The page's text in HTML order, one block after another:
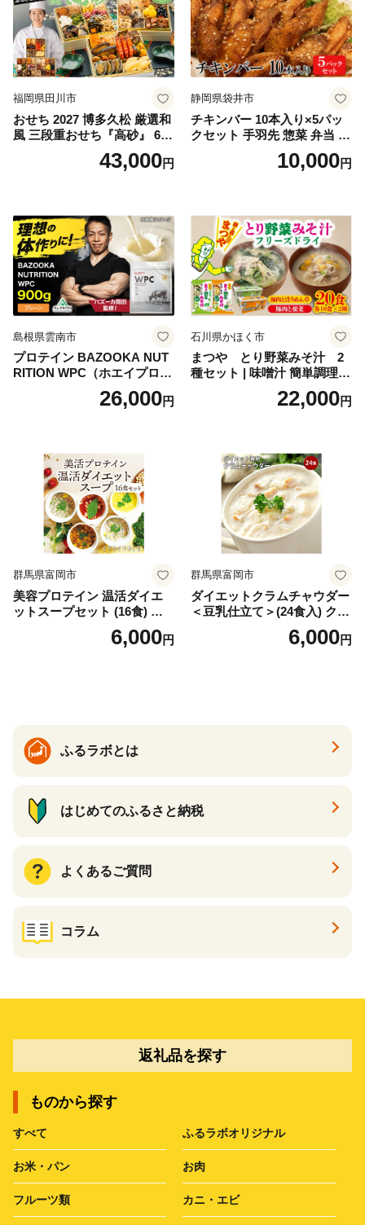
福岡県田川市
おせち 2027 博多久松 厳選和
風 三段重おせち『高砂』 6.5
寸 3段重 2～3人前 おせち料
理 重箱 お正月 冷凍おせち 縁
ち 本格おせち おせち予約 年
末 年始 お取り寄せ 新春 贅沢
おせち こだわりおせち 惣菜
老舗おせち ふるさと納税お
せち 御節 お節料理 正月 調理
不要 おせち料理2027
43,000円
静岡県袋井市
チキンバー 10本入り×5パッ
クセット 手羽先 惣菜 弁当 お
かず お酒 おつまみ ギフト キ
ャンプ アウトドア キャンプ
10,000円
島根県雲南市
プロテイン BAZOOKA NUT
RITION WPC（ホエイプロテ
イン）＜プレーン＞ 900g｜
バズーカ岡田監修・植物由来
ロン [AIEN005]
26,000円
石川県かほく市
まつや とり野菜みそ汁 2
種セット | 味噌汁 簡単調理
お味噌 おみそ みそ とり野菜
時短料理 時短ごはん ご当地
22,000円
群馬県富岡市
美容プロテイン 温活ダイエ
ットスープセット (16食) 小
分け スープ 食べ比べ セット
詰合せ クラムチャウダー チ
6,000円
群馬県富岡市
ダイエットクラムチャウダー
＜豆乳仕立て＞(24食入) クラ
ムチャウダー 豆乳 ダイエッ
ト スープ プロテイン たんぱ
6,000円
ふるラボとは
はじめてのふるさと納税
よくあるご質問
コラム
返礼品を探す
ものから探す
すべて ふるラボオリジナル
お米・パン お肉
フルーツ類 カニ・エビ